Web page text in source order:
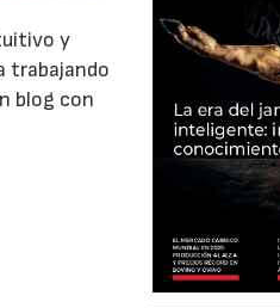
y
trabajando
blog con